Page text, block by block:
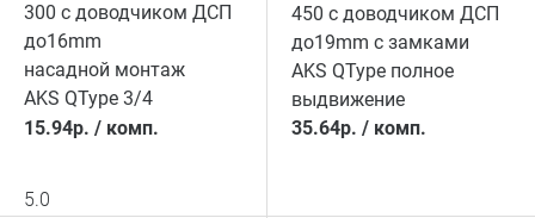
300 с доводчиком ДСП
до16mm
насадной монтаж
AKS QType 3/4
15.94р. / комп.
5.0
450 с доводчиком ДСП
до19mm с замками
AKS QType полное
выдвижение
35.64р. / комп.